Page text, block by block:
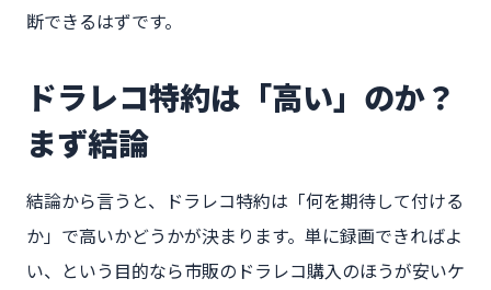
断できるはずです。
ドラレコ特約は「高い」のか？
まず結論
結論から言うと、ドラレコ特約は「何を期待して付ける
か」で高いかどうかが決まります。単に録画できればよ
い、という目的なら市販のドラレコ購入のほうが安いケ